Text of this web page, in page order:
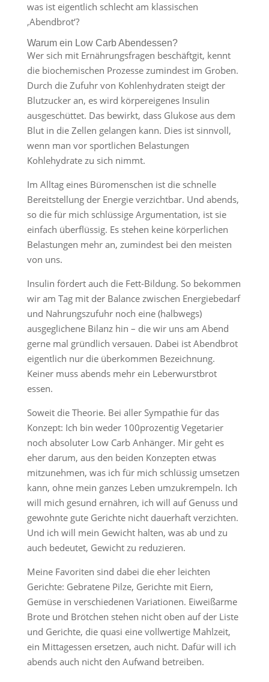
was ist eigentlich schlecht am klassischen
‚Abendbrot‘?
Warum ein Low Carb Abendessen?
Wer sich mit Ernährungsfragen beschäftgit, kennt
die biochemischen Prozesse zumindest im Groben.
Durch die Zufuhr von Kohlenhydraten steigt der
Blutzucker an, es wird körpereigenes Insulin
ausgeschüttet. Das bewirkt, dass Glukose aus dem
Blut in die Zellen gelangen kann. Dies ist sinnvoll,
wenn man vor sportlichen Belastungen
Kohlehydrate zu sich nimmt.
Im Alltag eines Büromenschen ist die schnelle
Bereitstellung der Energie verzichtbar. Und abends,
so die für mich schlüssige Argumentation, ist sie
einfach überflüssig. Es stehen keine körperlichen
Belastungen mehr an, zumindest bei den meisten
von uns.
Insulin fördert auch die Fett-Bildung. So bekommen
wir am Tag mit der Balance zwischen Energiebedarf
und Nahrungszufuhr noch eine (halbwegs)
ausgeglichene Bilanz hin – die wir uns am Abend
gerne mal gründlich versauen. Dabei ist Abendbrot
eigentlich nur die überkommen Bezeichnung.
Keiner muss abends mehr ein Leberwurstbrot
essen.
Soweit die Theorie. Bei aller Sympathie für das
Konzept: Ich bin weder 100prozentig Vegetarier
noch absoluter Low Carb Anhänger. Mir geht es
eher darum, aus den beiden Konzepten etwas
mitzunehmen, was ich für mich schlüssig umsetzen
kann, ohne mein ganzes Leben umzukrempeln. Ich
will mich gesund ernähren, ich will auf Genuss und
gewohnte gute Gerichte nicht dauerhaft verzichten.
Und ich will mein Gewicht halten, was ab und zu
auch bedeutet, Gewicht zu reduzieren.
Meine Favoriten sind dabei die eher leichten
Gerichte: Gebratene Pilze, Gerichte mit Eiern,
Gemüse in verschiedenen Variationen. Eiweißarme
Brote und Brötchen stehen nicht oben auf der Liste
und Gerichte, die quasi eine vollwertige Mahlzeit,
ein Mittagessen ersetzen, auch nicht. Dafür will ich
abends auch nicht den Aufwand betreiben.